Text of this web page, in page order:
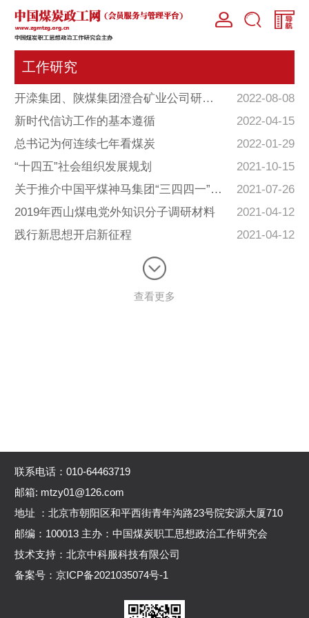
工作研究
开滦集团、陕煤集团澄合矿业公司研究成果、冀中能源峰峰集团优秀案例荣获中国政研会2021年度评选奖项
2022-08-08
新时代信访工作的基本遵循
2022-04-15
总书记为何连续七年看煤炭
2022-01-29
“十四五”社会组织发展规划
2021-10-15
关于推介中国平煤神马集团“三四四一”党建工作机制的意见
2021-07-26
2019年西山煤电党外知识分子调研材料
2021-04-12
践行新思想开启新征程
2021-04-12
查看更多
联系电话：010-64463719
邮箱: mtzy01@126.com
地址 ：北京市朝阳区和平西街青年沟路23号院安源大厦710
邮编：100013 主办：中国煤炭职工思想政治工作研究会
技术支持：北京中科服科技有限公司
备案号： 京ICP备2021035074号-1